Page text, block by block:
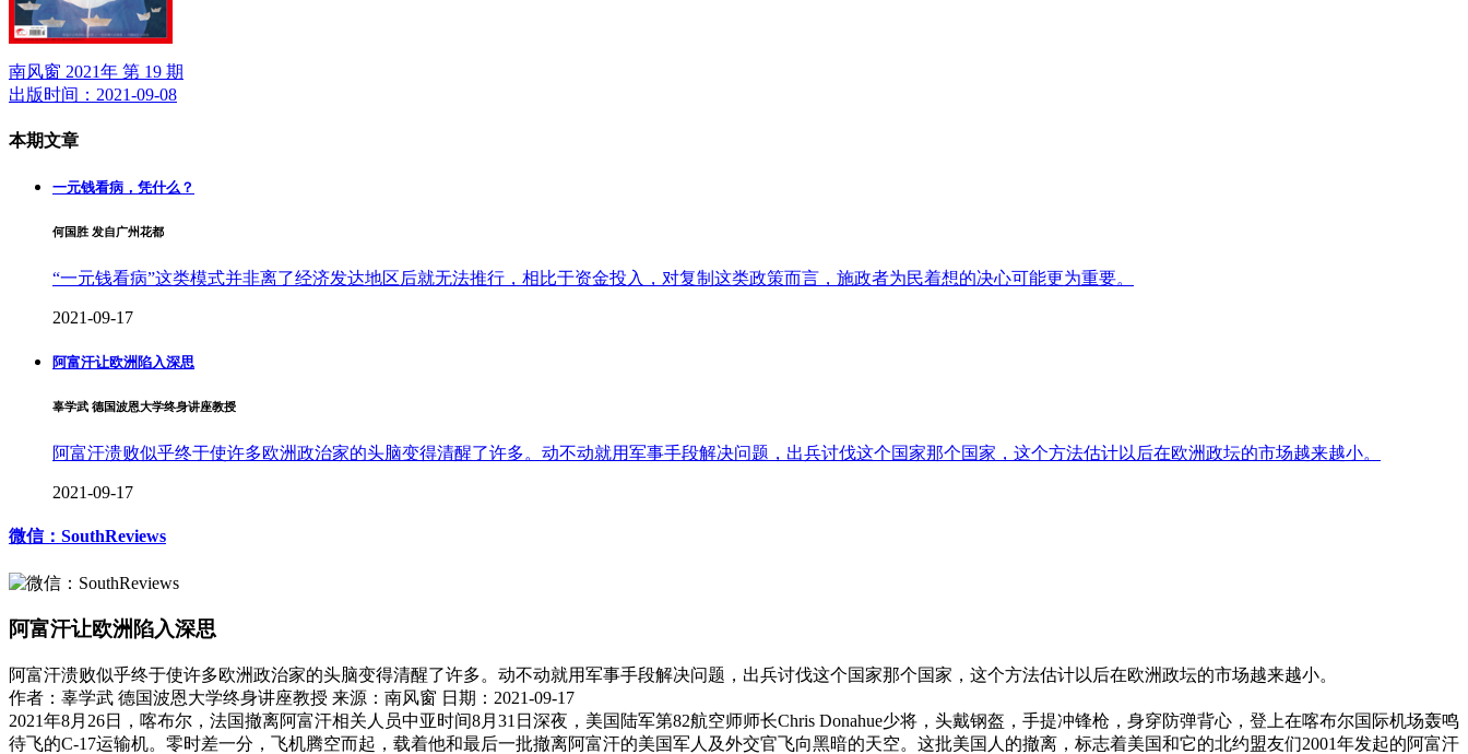
南风窗 2021年 第 19 期
出版时间：2021-09-08
本期文章
一元钱看病，凭什么？
何国胜 发自广州花都
“一元钱看病”这类模式并非离了经济发达地区后就无法推行，相比于资金投入，对复制这类政策而言，施政者为民着想的决心可能更为重要。
2021-09-17
阿富汗让欧洲陷入深思
辜学武 德国波恩大学终身讲座教授
阿富汗溃败似乎终于使许多欧洲政治家的头脑变得清醒了许多。动不动就用军事手段解决问题，出兵讨伐这个国家那个国家，这个方法估计以后在欧洲政坛的市场越来越小。
2021-09-17
微信：SouthReviews
阿富汗让欧洲陷入深思
阿富汗溃败似乎终于使许多欧洲政治家的头脑变得清醒了许多。动不动就用军事手段解决问题，出兵讨伐这个国家那个国家，这个方法估计以后在欧洲政坛的市场越来越小。
作者：辜学武 德国波恩大学终身讲座教授 来源：南风窗 日期：2021-09-17
2021年8月26日，喀布尔，法国撤离阿富汗相关人员中亚时间8月31日深夜，美国陆军第82航空师师长Chris Donahue少将，头戴钢盔，手提冲锋枪，身穿防弹背心，登上在喀布尔国际机场轰鸣
待飞的C-17运输机。零时差一分，飞机腾空而起，载着他和最后一批撤离阿富汗的美国军人及外交官飞向黑暗的天空。这批美国人的撤离，标志着美国和它的北约盟友们2001年发起的阿富汗